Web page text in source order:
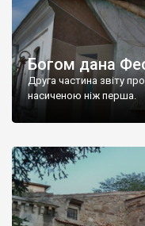
Богом дана
Друга частина звіту
насиченою ніж перша.